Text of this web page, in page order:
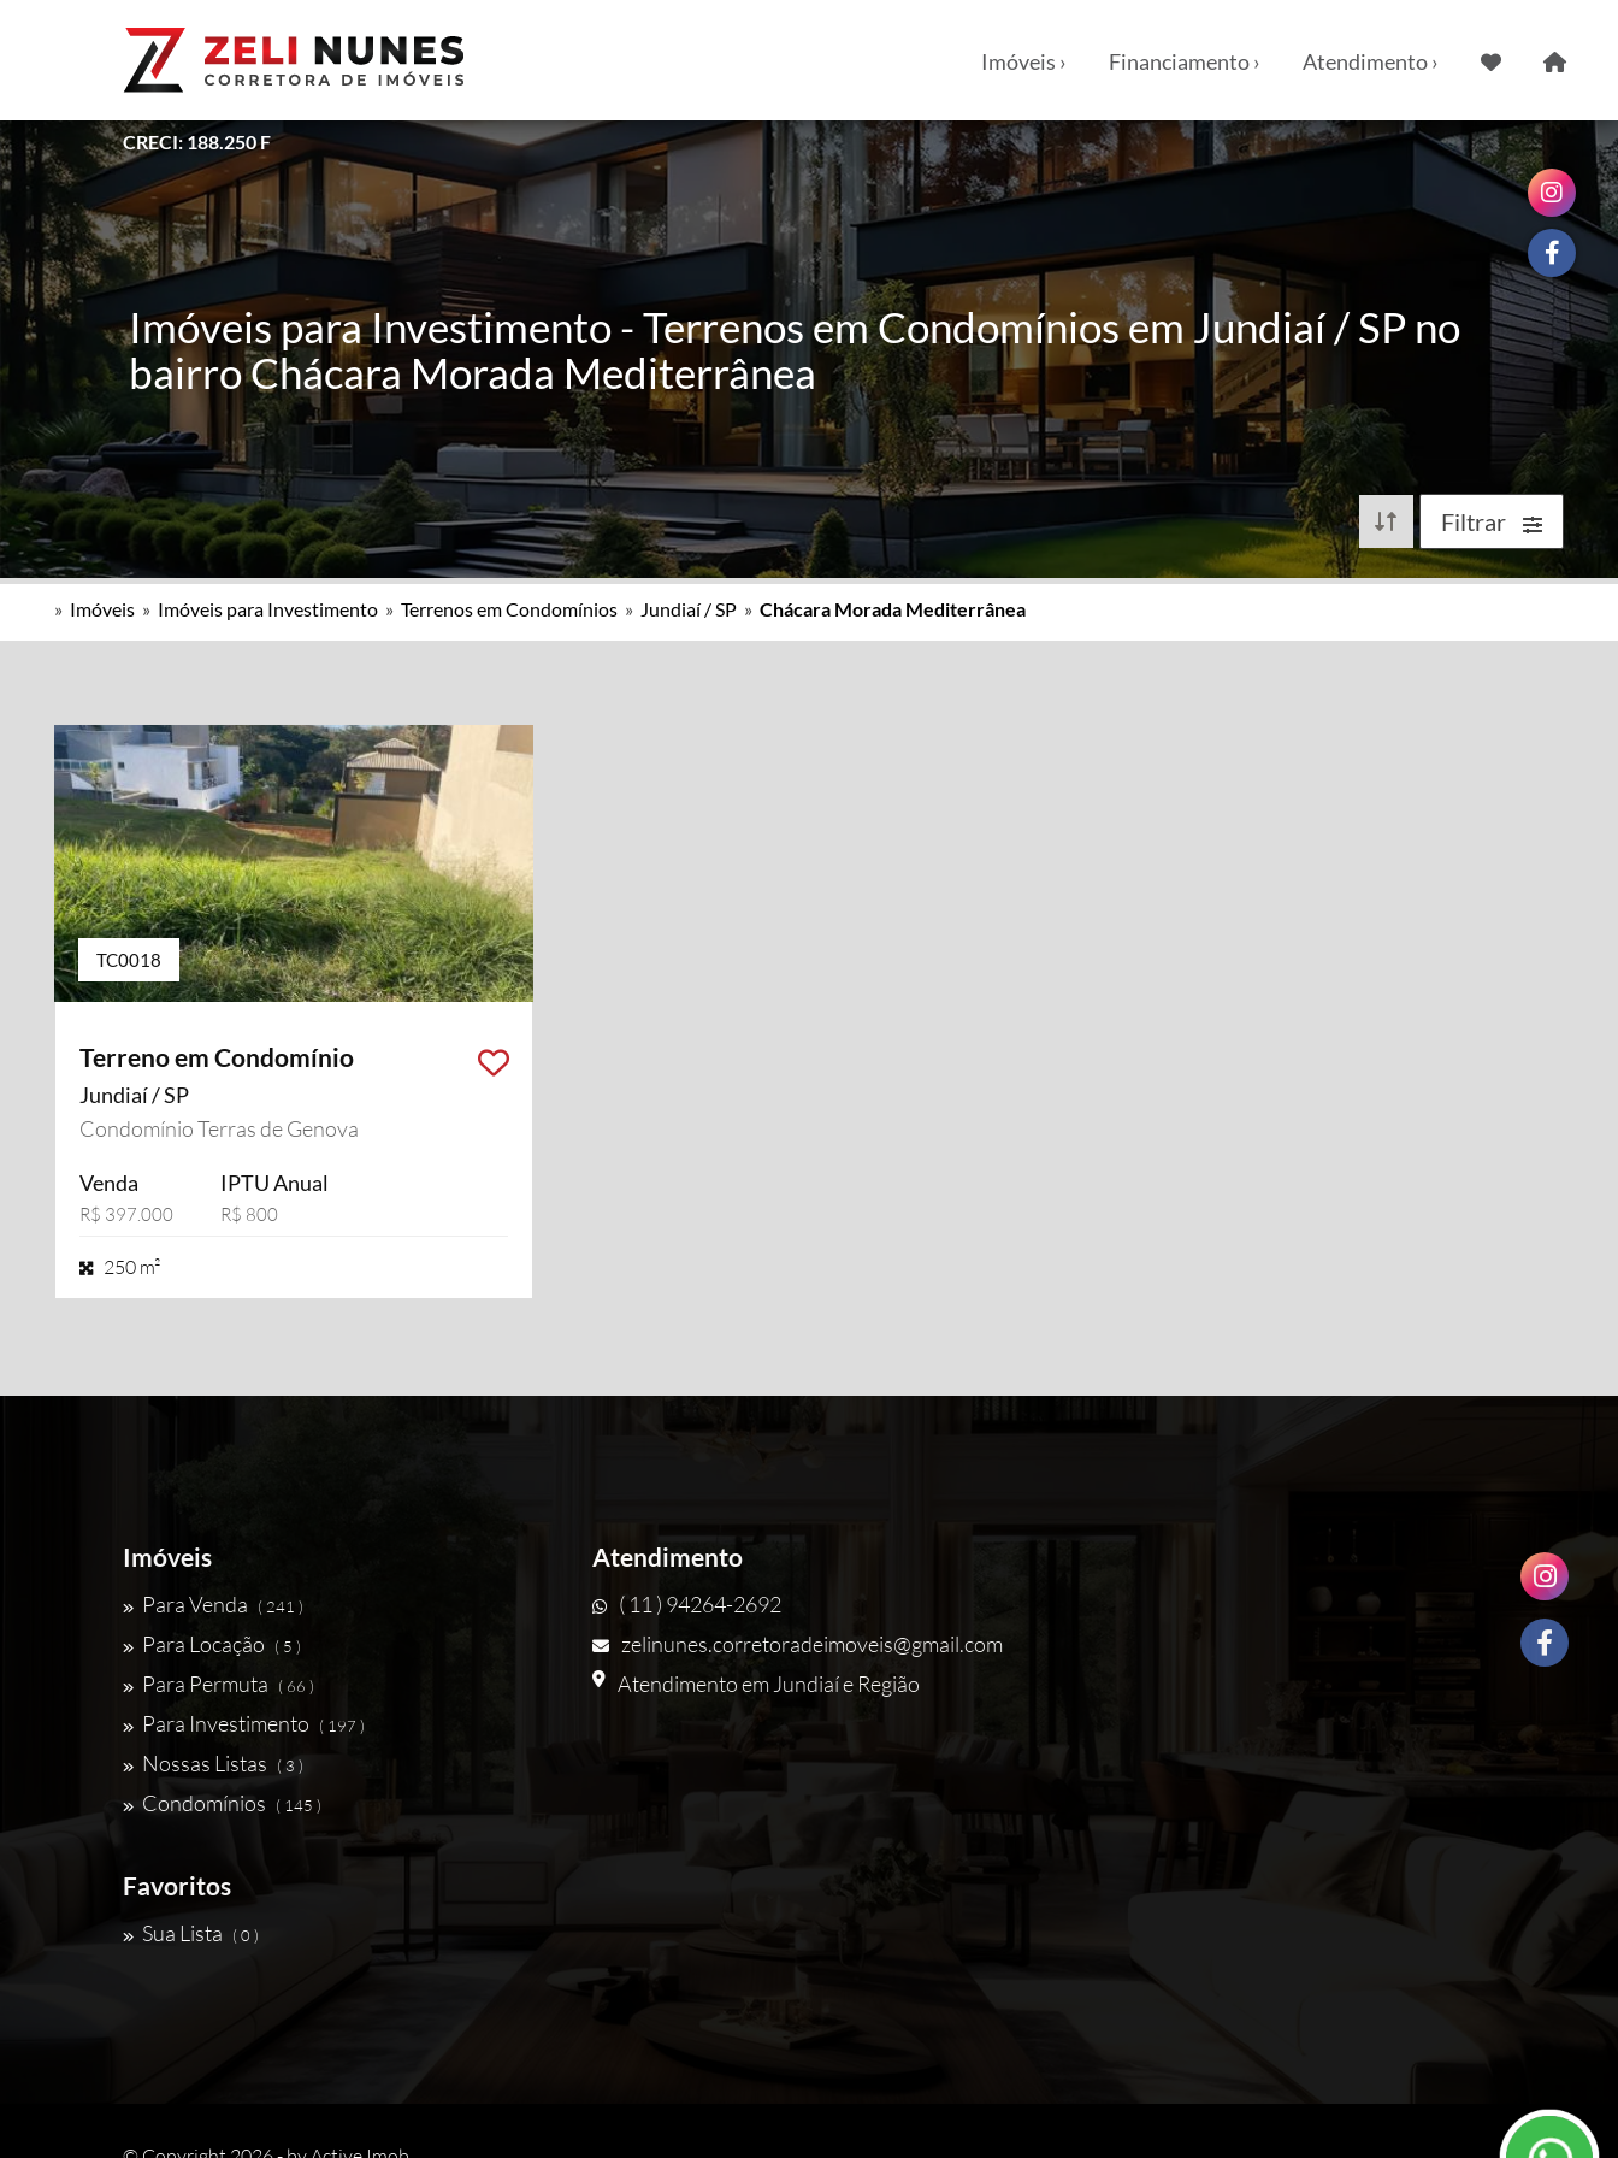
CRECI: 188.250 F
Imóveis › Financiamento › Atendimento ›
Imóveis para Investimento - Terrenos em Condomínios em Jundiaí / SP no
bairro Chácara Morada Mediterrânea
Filtrar
» Imóveis » Imóveis para Investimento » Terrenos em Condomínios » Jundiaí / SP » Chácara Morada Mediterrânea
TC0018
Terreno em Condomínio
Jundiaí / SP
Condomínio Terras de Genova
Venda
R$ 397.000
IPTU Anual
R$ 800
250 m²
Imóveis
Para Venda ( 241 )
Para Locação ( 5 )
Para Permuta ( 66 )
Para Investimento ( 197 )
Nossas Listas ( 3 )
Condomínios ( 145 )
Favoritos
Sua Lista ( 0 )
Atendimento
( 11 ) 94264-2692
zelinunes.corretoradeimoveis@gmail.com
Atendimento em Jundiaí e Região